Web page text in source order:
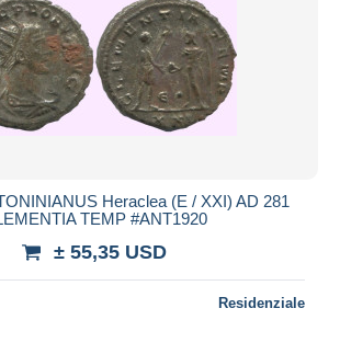
Heraclea (E / XXI) AD 281
TEMP #ANT1920
± 55,35 USD
Residenziale